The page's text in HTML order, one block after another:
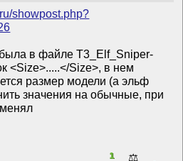
showpost.php?
в файле T3_Elf_Sniper-
<Size>.....</Size>, в нем
размер модели (а эльф
значения на обычные, при
1 ⚖️